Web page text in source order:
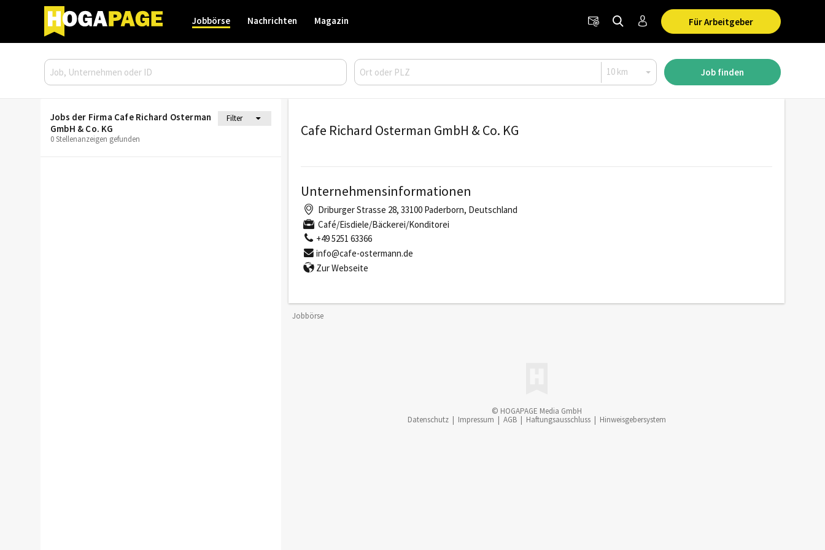
Für Arbeitgeber
Jobbörse Nachrichten Magazin
Job finden
Jobs der Firma Cafe Richard Osterman
GmbH & Co. KG
Filter
0 Stellenanzeigen gefunden
Cafe Richard Osterman GmbH & Co. KG
Unternehmensinformationen
Driburger Strasse 28, 33100 Paderborn, Deutschland
Café/Eisdiele/Bäckerei/Konditorei
+49 5251 63366
info@cafe-ostermann.de
Zur Webseite
Jobbörse
© HOGAPAGE Media GmbH
Datenschutz
Impressum AGB Haftungsausschluss Hinweisgebersystem